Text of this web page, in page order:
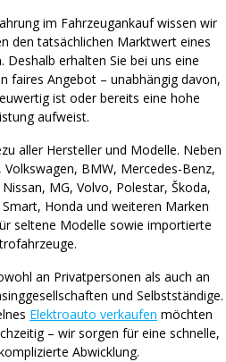
im Fahrzeugankauf wissen wir
den tatsächlichen Marktwert eines
Deshalb erhalten Sie bei uns eine
faires Angebot – unabhängig davon,
ist oder bereits eine hohe
aufweist.
aller Hersteller und Modelle. Neben
, Volkswagen, BMW, Mercedes-Benz,
MG, Volvo, Polestar, Škoda,
Honda und weiteren Marken
seltene Modelle sowie importierte
an Privatpersonen als auch an
und Selbstständige.
Elektroauto verkaufen möchten
– wir sorgen für eine schnelle,
Abwicklung.